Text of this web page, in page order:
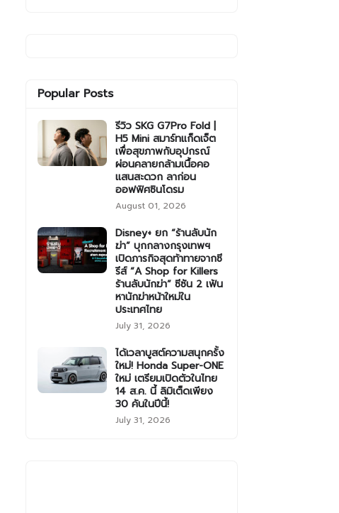
Popular Posts
รีวิว SKG G7Pro Fold |
H5 Mini สมาร์ทแก็ดเจ็ต
เพื่อสุขภาพกับอุปกรณ์
ผ่อนคลายกล้ามเนื้อคอ
แสนสะดวก ลาก่อน
ออฟฟิศซินโดรม
August 01, 2026
Disney+ ยก “ร้านลับนัก
ฆ่า” บุกกลางกรุงเทพฯ
เปิดภารกิจสุดท้าทายจากซี
รีส์ “A Shop for Killers
ร้านลับนักฆ่า” ซีซัน 2 เฟ้น
หานักฆ่าหน้าใหม่ใน
ประเทศไทย
July 31, 2026
ได้เวลาบูสต์ความสนุกครั้ง
ใหม่! Honda Super-ONE
ใหม่ เตรียมเปิดตัวในไทย
14 ส.ค. นี้ ลิมิเต็ดเพียง
30 คันในปีนี้!
July 31, 2026